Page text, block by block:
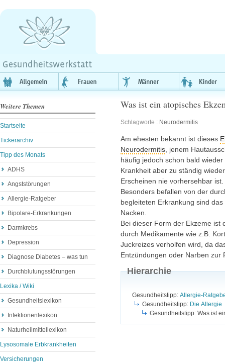
Weitere Themen
Startseite
Tickerarchiv
Tipp des Monats
ADHS
Angststörungen
Allergie-Ratgeber
Bipolare-Erkrankungen
Darmkrebs
Depression
Diagnose Diabetes – was tun
Durchblutungsstörungen
Lexika / Wiki
Gesundheitslexikon
Infektionenlexikon
Naturheilmittellexikon
Lysosomale Erbkrankheiten
Versicherungen
Was ist ein atopisches
Schlagworte : Neurodermitis
Am ehesten bekannt ist dieses
Neurodermitis, jenem
häufig jedoch schon bald
Krankheit aber zu ständig
Erscheinen nie vorhersehbar ist.
Besonders befallen von der
begleiteten Erkrankung sind
Nacken.
Bei dieser Form der Ekzeme ist
durch Medikamente wie z.B.
Juckreizes verholfen wird, da
Entzündungen oder Narben zur
Hierarchie
Gesundheitstipp: Allergie-
Gesundheitstipp: Die Allergie
Gesundheitstipp: Was ist